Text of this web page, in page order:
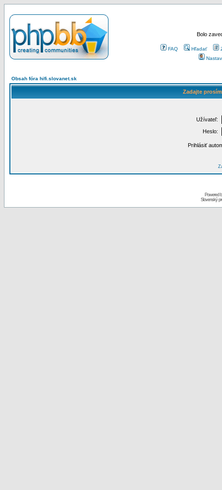
Bolo
FAQ Hľadať
Obsah fóra hifi.slovanet.sk
Zadajte
Užívateľ:
Heslo:
Prihlásiť
Powered
Slovenský